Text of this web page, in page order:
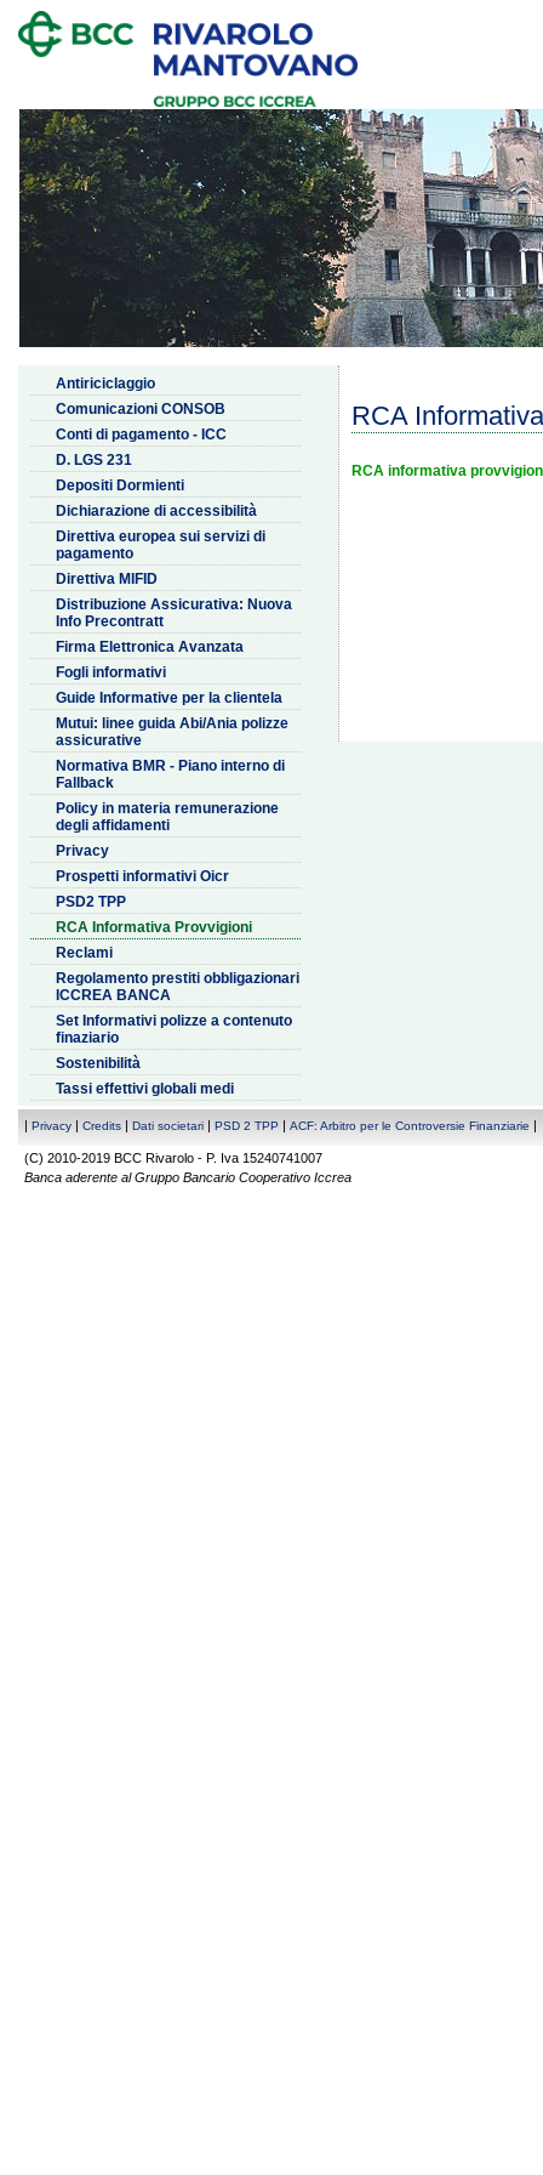
Antiriciclaggio
Comunicazioni CONSOB
Conti di pagamento - ICC
D. LGS 231
Depositi Dormienti
Dichiarazione di accessibilità
Direttiva europea sui servizi di
pagamento
Direttiva MIFID
Distribuzione Assicurativa: Nuova
Info Precontratt
Firma Elettronica Avanzata
Fogli informativi
Guide Informative per la clientela
Mutui: linee guida Abi/Ania polizze
assicurative
Normativa BMR - Piano interno di
Fallback
Policy in materia remunerazione
degli affidamenti
Privacy
Prospetti informativi Oicr
PSD2 TPP
RCA Informativa Provvigioni
Reclami
Regolamento prestiti obbligazionari
ICCREA BANCA
Set Informativi polizze a contenuto
finaziario
Sostenibilità
Tassi effettivi globali medi
RCA
RCA informativa
| Privacy | Credits | Dati societari | PSD 2 TPP | ACF: Arbitro per le Controversie Finanziarie |
(C) 2010-2019 BCC Rivarolo - P. Iva 15240741007
Banca aderente al Gruppo Bancario Cooperativo Iccrea